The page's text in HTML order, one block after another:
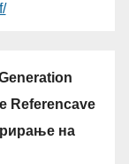
Referencave
на